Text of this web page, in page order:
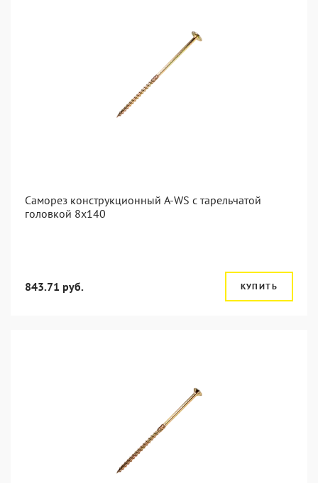
Саморез конструкционный A-WS с тарельчатой
головкой 8x140
843.71 руб. КУПИТЬ